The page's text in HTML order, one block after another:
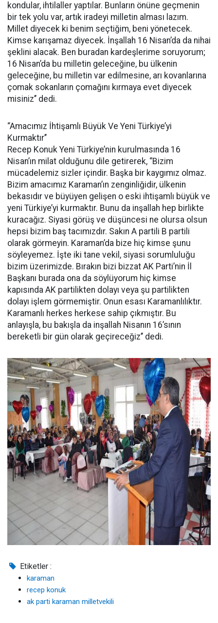
kondular, ihtilaller yaptılar. Bunların önüne geçmenin
bir tek yolu var, artık iradeyi milletin alması lazım.
Millet diyecek ki benim seçtiğim, beni yönetecek.
Kimse karışamaz diyecek. İnşallah 16 Nisan’da da nihai
şeklini alacak. Ben buradan kardeşlerime soruyorum;
16 Nisan’da bu milletin geleceğine, bu ülkenin
geleceğine, bu milletin var edilmesine, arı kovanlarına
çomak sokanların çomağını kırmaya evet diyecek
misiniz’’ dedi.
“Amacımız İhtişamlı Büyük Ve Yeni Türkiye’yi
Kurmaktır’’
Recep Konuk Yeni Türkiye’nin kurulmasında 16
Nisan’ın milat olduğunu dile getirerek, ‘’Bizim
mücadelemiz sizler içindir. Başka bir kaygımız olmaz.
Bizim amacımız Karaman’ın zenginliğidir, ülkenin
bekasıdır ve büyüyen gelişen o eski ihtişamlı büyük ve
yeni Türkiye’yi kurmaktır. Bunu da inşallah hep birlikte
kuracağız. Siyasi görüş ve düşüncesi ne olursa olsun
hepsi bizim baş tacımızdır. Sakın A partili B partili
olarak görmeyin. Karaman’da bize hiç kimse şunu
söyleyemez. İşte iki tane vekil, siyasi sorumluluğu
bizim üzerimizde. Bırakın bizi bizzat AK Parti’nin İl
Başkanı burada ona da söylüyorum hiç kimse
kapısında AK partilikten dolayı veya şu partilikten
dolayı işlem görmemiştir. Onun esası Karamanlılıktır.
Karamanlı herkes herkese sahip çıkmıştır. Bu
anlayışla, bu bakışla da inşallah Nisanın 16’sının
bereketli bir gün olarak geçireceğiz’’ dedi.
Etiketler :
karaman
recep konuk
ak parti karaman milletvekili